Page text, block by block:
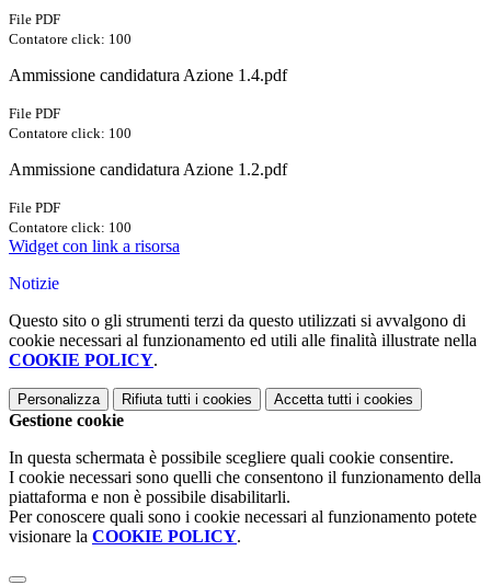
File PDF
Contatore click: 100
Ammissione candidatura Azione 1.4.pdf
File PDF
Contatore click: 100
Ammissione candidatura Azione 1.2.pdf
File PDF
Contatore click: 100
Widget con link a risorsa
Notizie
Questo sito o gli strumenti terzi da questo utilizzati si avvalgono di
cookie necessari al funzionamento ed utili alle finalità illustrate nella
COOKIE POLICY.
Personalizza Rifiuta tutti i cookies Accetta tutti i cookies
Gestione cookie
In questa schermata è possibile scegliere quali cookie consentire.
I cookie necessari sono quelli che consentono il funzionamento della
piattaforma e non è possibile disabilitarli.
Per conoscere quali sono i cookie necessari al funzionamento potete
visionare la COOKIE POLICY.